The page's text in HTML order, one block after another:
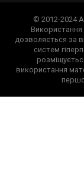
© 2012-2024
Використання
дозволяється за
систем
використання